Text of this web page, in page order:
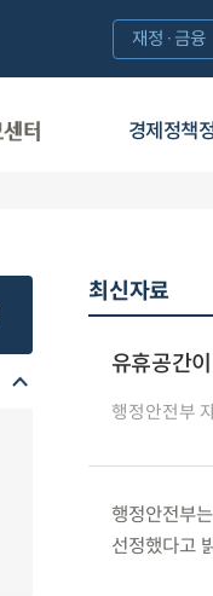
경제정책
재정·금융
최신자료
유휴공간
행정안전부
행정안전부
선정했다고